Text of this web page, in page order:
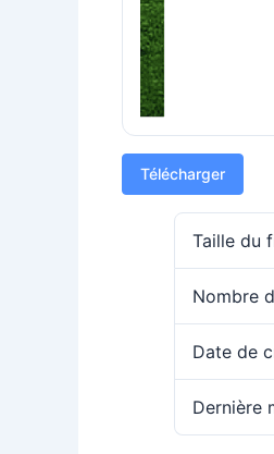
Télécharger
Taille du
Nombre
Date de
Dernière